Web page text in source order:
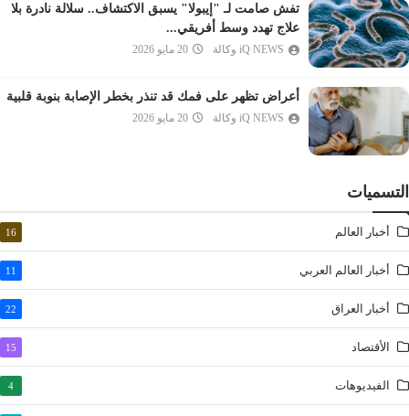
عبس
التكوير
الانفطار
المطففين
الانشقاق
البروج
الغاشية
الفجر
البلد
الشمس
الليل
تفش صامت لـ "إيبولا" يسبق الاكتشاف.. سلالة نادرة بلا
علاج تهدد وسط أفريقي...
iQ NEWS وكالة 20 مايو 2026
أعراض تظهر على فمك قد تنذر بخطر الإصابة بنوبة قلبية
iQ NEWS وكالة 20 مايو 2026
التسميات
أخبار العالم 16
أخبار العالم العربي 11
أخبار العراق 22
الأقتصاد 15
الفيديوهات 4